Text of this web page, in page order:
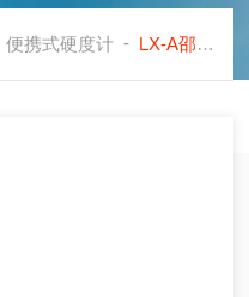
便携式硬度计 - LX-A邵氏硬度计